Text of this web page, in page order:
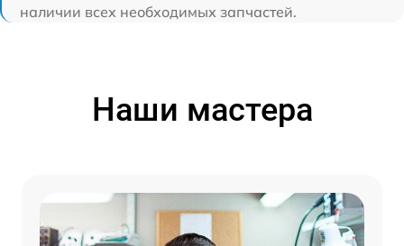
наличии всех необходимых запчастей.
Наши мастера